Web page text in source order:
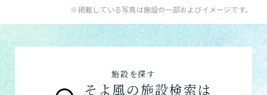
健康型有料老人ホーム※2024年6月現在、
健康型有料老人ホームは交欒 湘南佐島のみと
なります
グループホームの特徴
入居系サービス ：ホームに入居したい方向け
の施設一覧は以下です。
在宅系サービス ：自宅から通いたい、自宅に
※掲載している写真は施設の一部およびイメージです。
施設を探す
そよ風の施設検索は